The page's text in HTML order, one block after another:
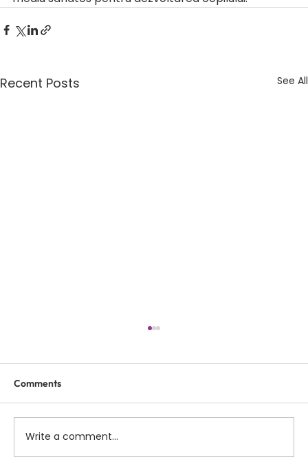
Recent Posts See All
Comments
Write a comment...